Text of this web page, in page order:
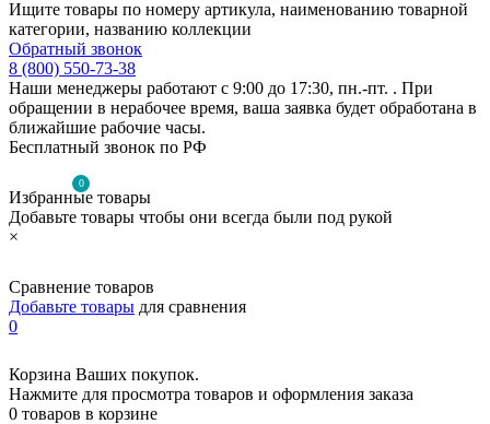
Ищите товары по номеру артикула, наименованию товарной
категории, названию коллекции
Обратный звонок
8 (800) 550-73-38
Наши менеджеры работают с 9:00 до 17:30, пн.-пт. . При
обращении в нерабочее время, ваша заявка будет обработана в
ближайшие рабочие часы.
Бесплатный звонок по РФ
0
Избранные товары
Добавьте товары чтобы они всегда были под рукой
×
Сравнение товаров
Добавьте товары для сравнения
0
Корзина Ваших покупок.
Нажмите для просмотра товаров и оформления заказа
0 товаров в корзине